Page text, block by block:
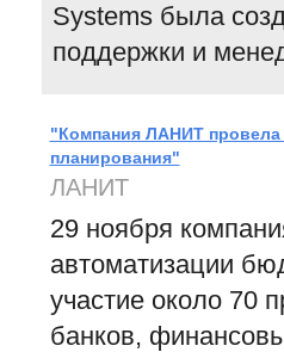
Systems была
поддержки и
"Компания ЛАНИТ провела
планирования"
ЛАНИТ
29 ноября
автоматизации
участие около 70
банков,